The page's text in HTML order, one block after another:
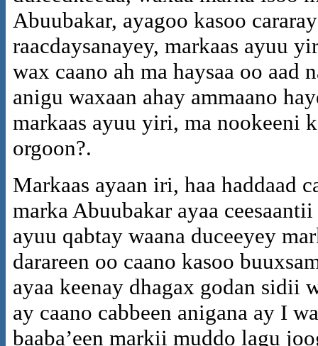
Abuubakar, ayagoo kasoo
raacdaysanayey, markaas ayuu
wax caano ah ma haysaa oo aad
anigu waxaan ahay ammaano
markaas ayuu yiri, ma nookeeni
orgoon?.
Markaas ayaan iri, haa haddaad
marka Abuubakar ayaa
ayuu qabtay waana duceeyey
darareen oo caano kasoo
ayaa keenay dhagax godan sidii
ay caano cabbeen anigana ay I
baaba’een markii muddo lagu